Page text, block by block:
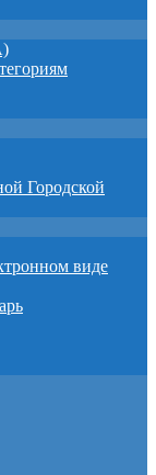
Городской
виде